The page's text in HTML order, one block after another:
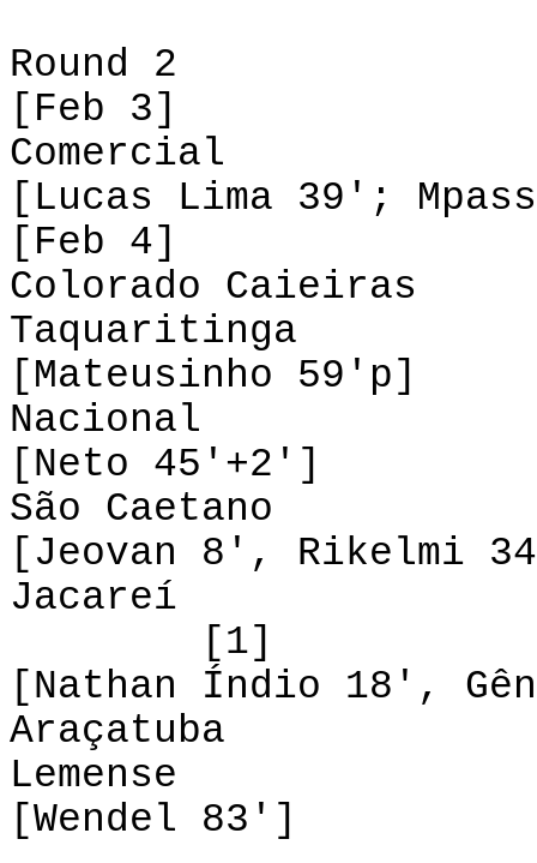
Round 2
[Feb 3]
Comercial 1-
[Lucas Lima 39';
[Feb 4]
Colorado
Taquaritinga
[Mateusinho 59'p]
Nacional 0-1
[Neto 45'+2']
São Caetano
[Jeovan 8', Rikelmi
Jacareí 0-
[1]
[Nathan Índio 18',
Araçatuba
Lemense
[Wendel 83']